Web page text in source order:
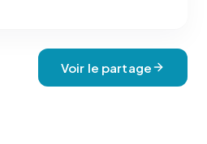
Voir le partage